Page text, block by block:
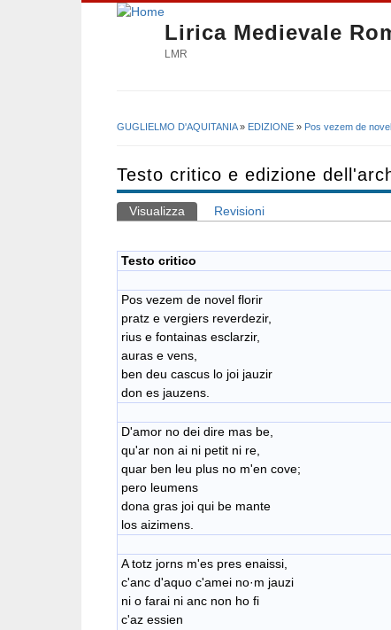
Lirica Medievale
LMR
GUGLIELMO D'AQUITANIA» EDIZIONE » Pos vezem de
Testo critico e edizione
Schede primarie
Visualizza (scheda attiva)
Revisioni
Testo critico
Pos vezem de novel florir
​pratz e vergiers reverdezir,
rius e fontainas esclarzir,
auras e vens,
ben deu cascus lo joi jauzir
don es jauzens.
D'amor no dei dire mas be,
qu'ar non ai ni petit ni re,
quar ben leu plus no m'en cove;
pero leumens
​dona gras joi qui be mante
​los aizimens.
A totz jorns m'es pres enaissi,
​c'anc d'aquo c'amei no·m jauzi
ni o farai ni anc non ho fi
​c'az essien